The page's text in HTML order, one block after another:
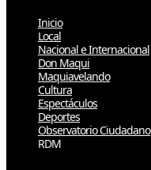
Inicio
Local
Nacional e Internacional
Don Maqui
Maquiavelando
Cultura
Espectáculos
Deportes
Observatorio Ciudadano
RDM